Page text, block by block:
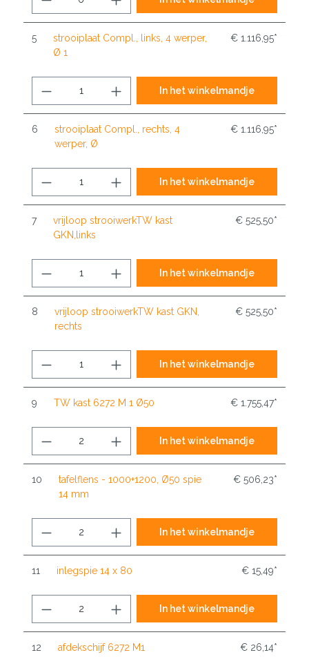
5
strooiplaat Compl., links, 4 werper,
Ø 1
€ 1.116,95*
In het winkelmandje
6
strooiplaat Compl., rechts, 4
werper, Ø
€ 1.116,95*
In het winkelmandje
7
vrijloop strooiwerkTW kast
GKN,links
€ 525,50*
In het winkelmandje
8
vrijloop strooiwerkTW kast GKN,
rechts
€ 525,50*
In het winkelmandje
9 TW kast 6272 M 1 Ø50 € 1.755,47*
In het winkelmandje
10
tafelflens - 1000+1200, Ø50 spie
14 mm
€ 506,23*
In het winkelmandje
11 inlegspie 14 x 80 € 15,49*
In het winkelmandje
12 afdekschijf 6272 M1 € 26,14*